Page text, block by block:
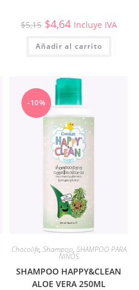
$5,15 $4,64 Incluye IVA
Añadir al carrito
-10%
Chocolife, Shampoo, SHAMPOO PARA
NIÑOS
SHAMPOO HAPPY&CLEAN
ALOE VERA 250ML